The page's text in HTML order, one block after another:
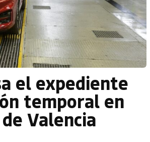
el expediente
temporal en
Valencia